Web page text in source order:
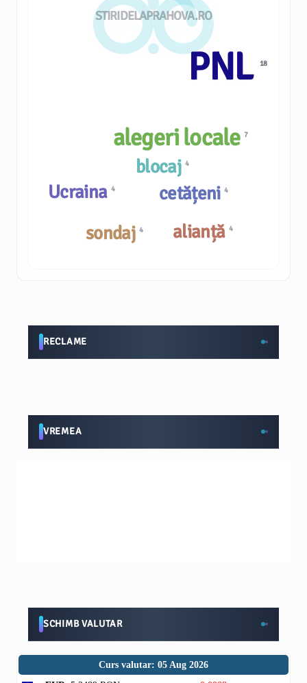
STIRIDELAPRAHOVA.RO
cetățeni 4
Ucraina 4
blocaj4
alegeri locale7
alianță 4
sondaj4
PNL 18
RECLAME
VREMEA
SCHIMB VALUTAR
Curs valutar: 05 Aug 2026